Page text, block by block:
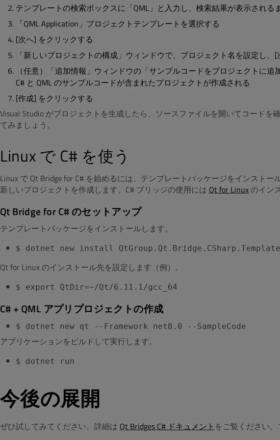
テンプレートの検索ボックスに「QML」と入力し、検索結果が表示される
「QML Application」プロジェクトテンプレートを選択する
[次へ] をクリックする
「新しいプロジェクトの構成」ウィンドウで、プロジェクト名を設定し、
（任意）「追加情報」ウィンドウの「サンプルコードをプロジェクトに追
C# と QML のサンプルコードが含まれたプロジェクトが作成される
[作成] をクリックする
Visual Studio がプロジェクトを生成したら、ソースファイルを開いてコードを
てみましょう。
Linux で C# を使う
Linux で Qt Bridge for C# を始めるには、テンプレートパッケージをインストー
新しいプロジェクトを作成します。C# ブリッジの使用には Qt for Linuxのイン
Qt Bridge for C# のセットアップ
テンプレートパッケージをインストールします。
$ dotnet new install
Qt for Linux のインストール先を設定します（例）。
$ export QtDir=~/Qt/6.11.1/gcc_64
C# + QML アプリプロジェクトの作成
$ dotnet new qt --Framework net8.0 --SampleCode
アプリケーションをビルドして実行します。
$ dotnet run
今後の展開
ぜひ試してみてください。詳細は Qt Bridges C# ドキュメント をご覧ください